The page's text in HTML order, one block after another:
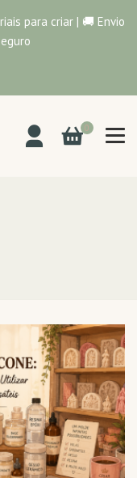
para criar | 🚚 Envio
0